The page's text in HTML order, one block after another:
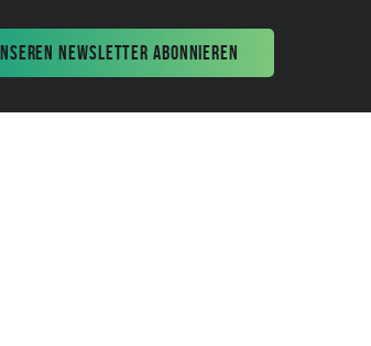
NEWSLETTER ABONNIEREN